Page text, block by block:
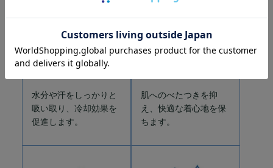
高い吸水性
水分や汗をしっかりと
吸い取り、冷却効果を
促進します。
肌へのべたつきを抑
え、快適な着心地を保
ちます。